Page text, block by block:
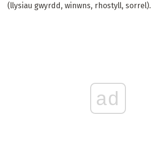
(llysiau gwyrdd, winwns, rhostyll, sorrel).
ad